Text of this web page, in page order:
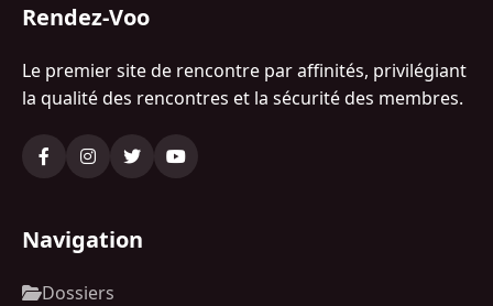
Rendez-Voo
Le premier site de rencontre par affinités, privilégiant
la qualité des rencontres et la sécurité des membres.
Navigation
Dossiers